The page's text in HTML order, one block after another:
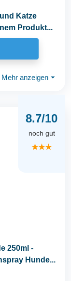
Katze
Produkt...
Mehr anzeigen ⏷
8.7/10
noch gut
★★★
250ml -
Hunde...